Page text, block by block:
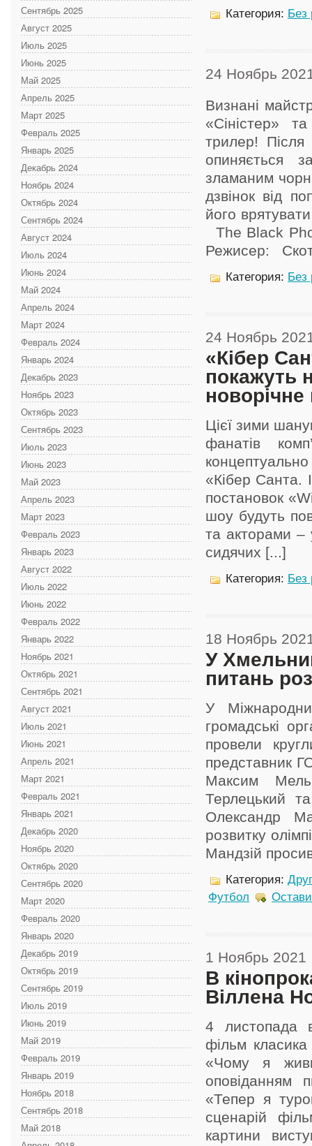
Сентябрь 2025
Август 2025
Июль 2025
Июнь 2025
Май 2025
Апрель 2025
Март 2025
Февраль 2025
Январь 2025
Декабрь 2024
Ноябрь 2024
Октябрь 2024
Сентябрь 2024
Август 2024
Июль 2024
Июнь 2024
Май 2024
Апрель 2024
Март 2024
Февраль 2024
Январь 2024
Декабрь 2023
Ноябрь 2023
Октябрь 2023
Сентябрь 2023
Июль 2023
Июнь 2023
Май 2023
Апрель 2023
Март 2023
Февраль 2023
Январь 2023
Август 2022
Июль 2022
Июнь 2022
Февраль 2022
Январь 2022
Ноябрь 2021
Октябрь 2021
Сентябрь 2021
Август 2021
Июль 2021
Июнь 2021
Апрель 2021
Март 2021
Февраль 2021
Январь 2021
Декабрь 2020
Ноябрь 2020
Октябрь 2020
Сентябрь 2020
Март 2020
Февраль 2020
Январь 2020
Декабрь 2019
Октябрь 2019
Сентябрь 2019
Июль 2019
Июнь 2019
Май 2019
Февраль 2019
Январь 2019
Ноябрь 2018
Сентябрь 2018
Май 2018
Категория: Без
24 Ноябрь
Визнані
«Сіністер»
трилер! Після
опиняється
зламаним
дзвінок від
його
The Black
Режисер:
Категория: Без
24 Ноябрь
«Кібер
покажуть
Цієї зими
фанатів
«Кібер Санта.
постановок
шоу будуть
та акторами –
сидячих [...]
Категория: Без
18 Ноябрь
У
питань
У
громадські
провели
представник
Максим
Терлецький
Олександр
розвитку
Мандзій
Категория:
Футбол
1 Ноябрь 2021
В
Віллена
4 листопада
фільм
«Чому я
оповіданням
«Тепер я
сценарій
картини